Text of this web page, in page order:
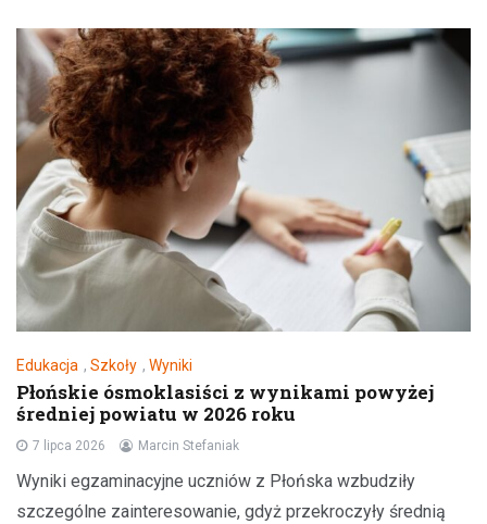
Edukacja , Szkoły , Wyniki
Płońskie ósmoklasiści z wynikami powyżej
średniej powiatu w 2026 roku
7 lipca 2026 Marcin Stefaniak
Wyniki egzaminacyjne uczniów z Płońska wzbudziły
szczególne zainteresowanie, gdyż przekroczyły średnią